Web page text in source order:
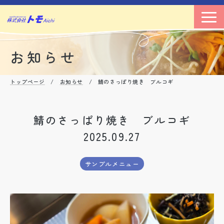
お知らせ
トップページ / お知らせ / 鯖のさっぱり焼き ブルコギ
鯖のさっぱり焼き ブルコギ
2025.09.27
サンプルメニュー